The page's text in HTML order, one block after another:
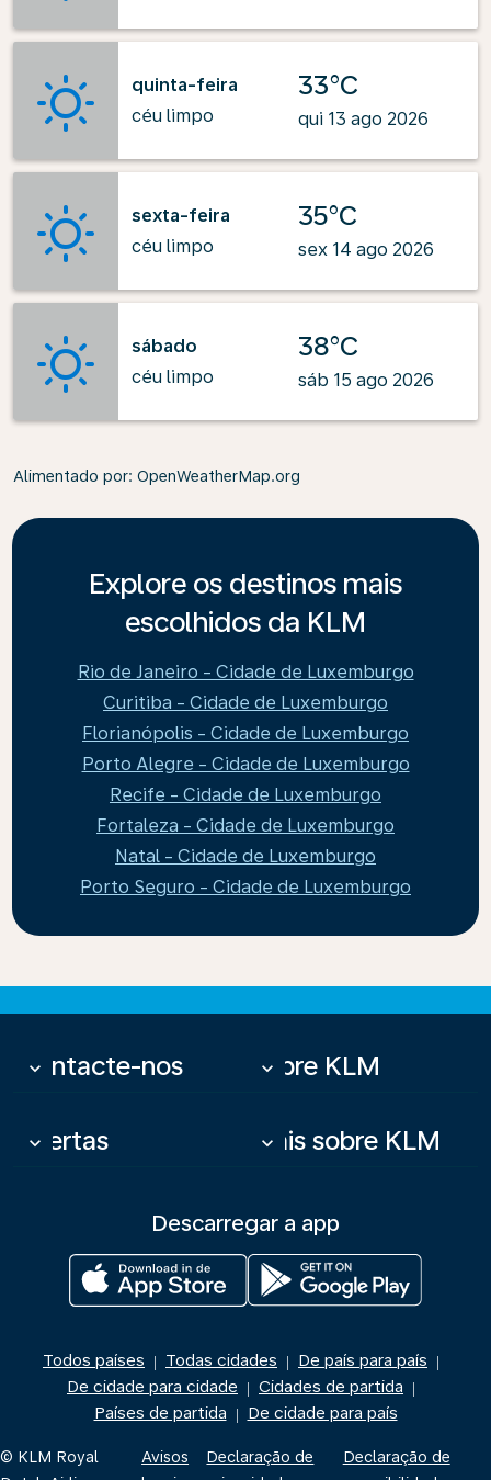
quinta-feira
céu limpo
33°C
qui 13 ago 2026
sexta-feira
céu limpo
35°C
sex 14 ago 2026
sábado
céu limpo
38°C
sáb 15 ago 2026
Alimentado por: OpenWeatherMap.org
Explore os destinos mais
escolhidos da KLM
Rio de Janeiro - Cidade de Luxemburgo
Curitiba - Cidade de Luxemburgo
Florianópolis - Cidade de Luxemburgo
Porto Alegre - Cidade de Luxemburgo
Recife - Cidade de Luxemburgo
Fortaleza - Cidade de Luxemburgo
Natal - Cidade de Luxemburgo
Porto Seguro - Cidade de Luxemburgo
Contacte-nos
keyboard_arrow_down Sobre KLM
keyboard_arrow_down
Ofertas
keyboard_arrow_down Mais sobre KLM
keyboard_arrow_down
Descarregar a app
Todos países | Todas cidades | De país para país |
De cidade para cidade | Cidades de partida |
Países de partida | De cidade para país
© KLM Royal
Avisos
Declaração de
Declaração de